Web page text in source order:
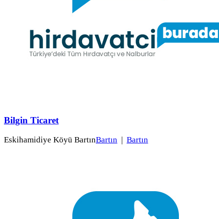
Bilgin Ticaret
Eskihamidiye Köyü BartınBartın | Bartın